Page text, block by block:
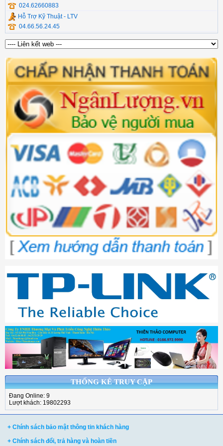
024.62660883
Hỗ Trợ Kỹ Thuật - LTV
04.66.56.24.45
THỐNG KÊ TRUY CẬP
Đang Online: 9
Lượt khách: 19802293
+ Chính sách bảo mật thông tin khách hàng
+ Chính sách đổi, trả hàng và hoàn tiền